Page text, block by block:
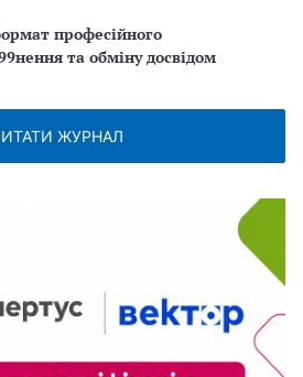
професійного
та обміну досвідом
ЖУРНАЛ